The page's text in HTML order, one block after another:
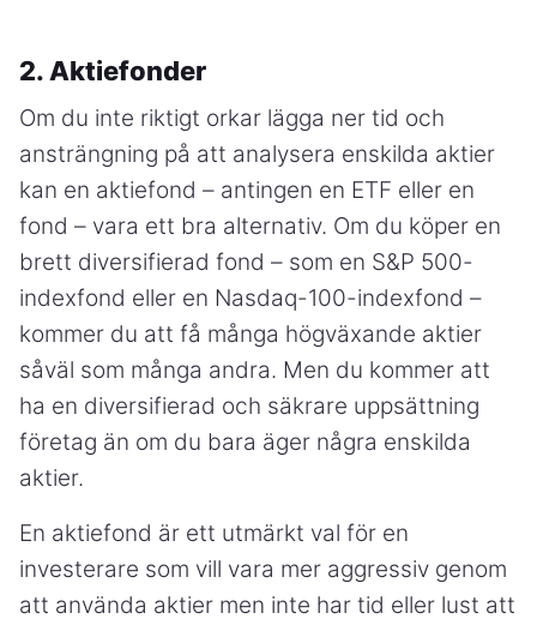
2. Aktiefonder
Om du inte riktigt orkar lägga ner tid och
ansträngning på att analysera enskilda aktier
kan en aktiefond – antingen en ETF eller en
fond – vara ett bra alternativ. Om du köper en
brett diversifierad fond – som en S&P 500-
indexfond eller en Nasdaq-100-indexfond –
kommer du att få många högväxande aktier
såväl som många andra. Men du kommer att
ha en diversifierad och säkrare uppsättning
företag än om du bara äger några enskilda
aktier.
En aktiefond är ett utmärkt val för en
investerare som vill vara mer aggressiv genom
att använda aktier men inte har tid eller lust att